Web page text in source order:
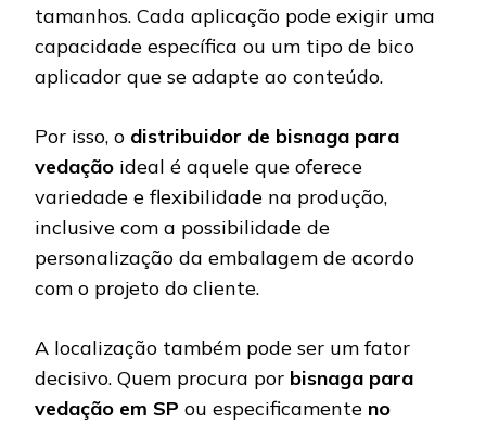
tamanhos. Cada aplicação pode exigir uma
capacidade específica ou um tipo de bico
aplicador que se adapte ao conteúdo.
Por isso, o distribuidor de bisnaga para
vedação ideal é aquele que oferece
variedade e flexibilidade na produção,
inclusive com a possibilidade de
personalização da embalagem de acordo
com o projeto do cliente.
A localização também pode ser um fator
decisivo. Quem procura por bisnaga para
vedação em SP ou especificamente no